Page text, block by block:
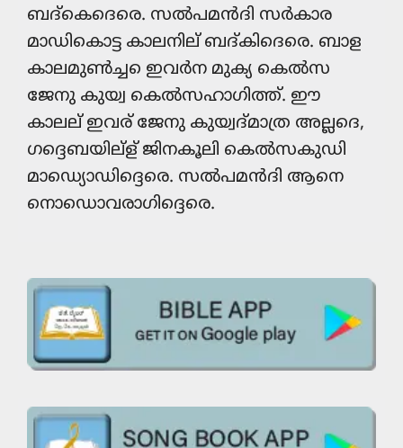
ബദ്കെദെരെ. സൽപമൻദി സർകാര
മാഡികൊട്ട കാലനില് ബദ്കിദെരെ. ബാള
കാലമുൺച്ച‌െ ഇവർന മുക്യ കെൽസ
ജേനു കുയ്വ കെൽസഹാഗിത്ത്. ഈ
കാലല് ഇവര് ജേനു കുയ്വദ്മാത്ര അല്ലദെ,
ഗദ്ദെബയില്‍ള് ജിനകൂലി കെൽസകുഡി
മാഡ്യൊഡിദ്ദെരെ. സൽപമൻദി ആനെ
നൊഡൊവരാഗിദ്ദെരെ.